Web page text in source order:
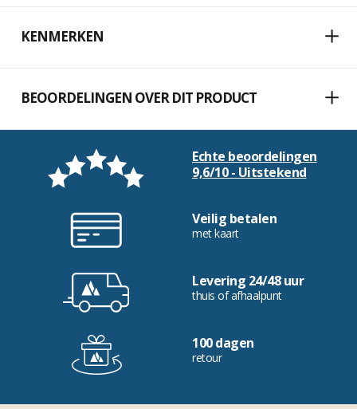
KENMERKEN
BEOORDELINGEN OVER DIT PRODUCT
Echte beoordelingen
9,6/10 - Uitstekend
Veilig betalen
met kaart
Levering 24/48 uur
thuis of afhaalpunt
100 dagen
retour